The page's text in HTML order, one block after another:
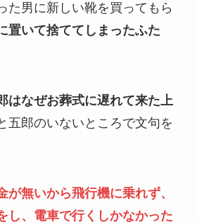
た男に新しい靴を買ってもら
置いて捨ててしまったふた
はなぜお葬式に遅れて来た上
五郎のいないところで文句を
が無いから飛行機に乗れず、
し、電車で行くしかなかった